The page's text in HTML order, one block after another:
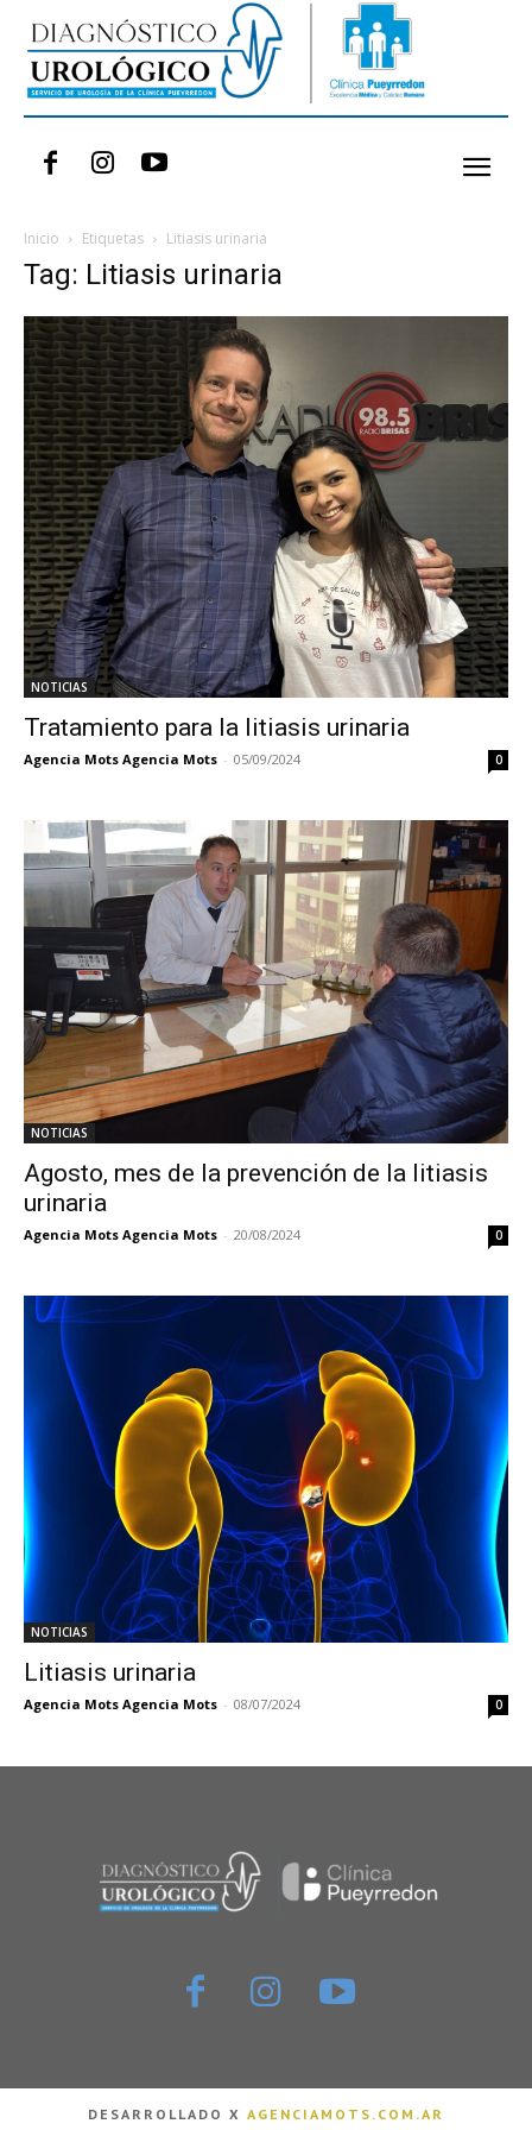
Inicio Etiquetas Litiasis urinaria
Tag: Litiasis urinaria
NOTICIAS
Tratamiento para la litiasis urinaria
Agencia Mots Agencia Mots - 05/09/2024 0
NOTICIAS
Agosto, mes de la prevención de la litiasis
urinaria
Agencia Mots Agencia Mots - 20/08/2024 0
NOTICIAS
Litiasis urinaria
Agencia Mots Agencia Mots - 08/07/2024 0
DESARROLLADO X AGENCIAMOTS.COM.AR